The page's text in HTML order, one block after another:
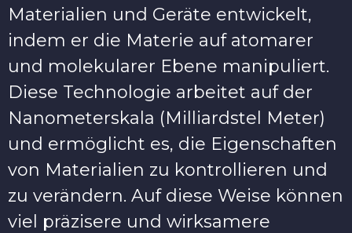
Materialien und Geräte entwickelt,
indem er die Materie auf atomarer
und molekularer Ebene manipuliert.
Diese Technologie arbeitet auf der
Nanometerskala (Milliardstel Meter)
und ermöglicht es, die Eigenschaften
von Materialien zu kontrollieren und
zu verändern. Auf diese Weise können
viel präzisere und wirksamere